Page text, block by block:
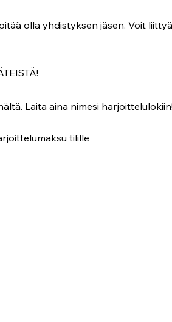
olla yhdistyksen jäsen. Voit
Laita aina nimesi harjoittelulokiin!
tilille